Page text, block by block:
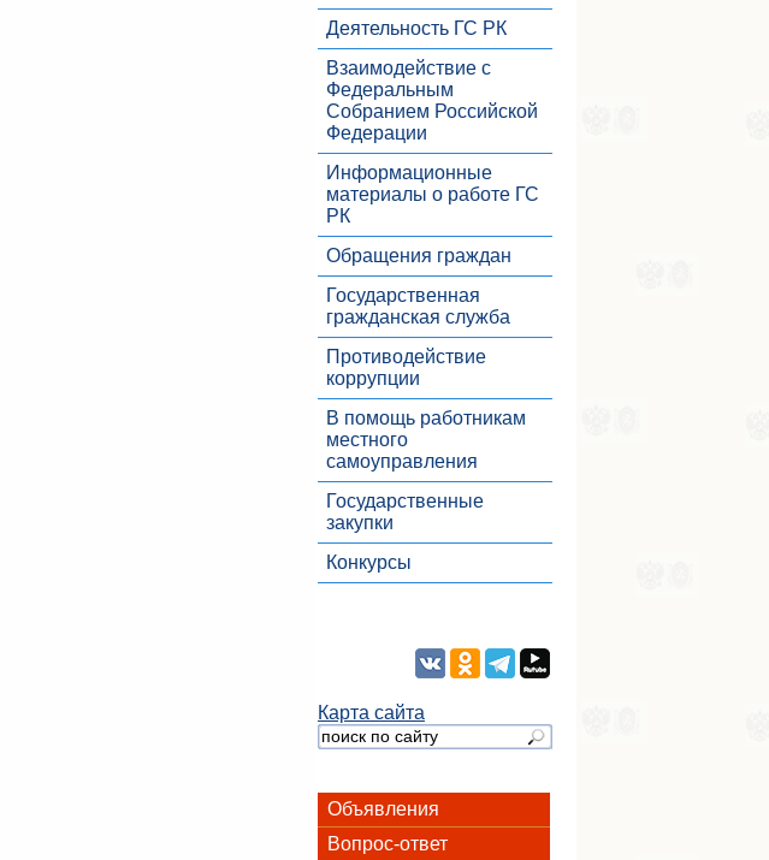
Деятельность ГС РК
Взаимодействие с
Федеральным
Собранием Российской
Федерации
Информационные
материалы о работе ГС
РК
Обращения граждан
Государственная
гражданская служба
Противодействие
коррупции
В помощь работникам
местного
самоуправления
Государственные
закупки
Конкурсы
Карта сайта
Объявления
Вопрос-ответ